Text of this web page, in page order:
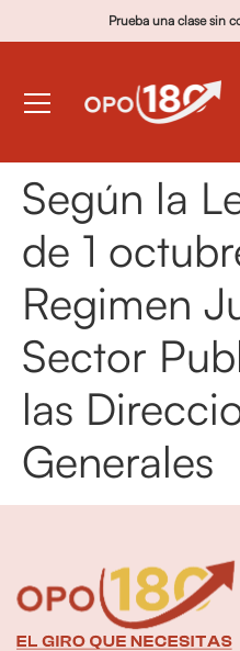
Prueba una clase sin
Según la
de 1
Regimen
Sector
las
Generales